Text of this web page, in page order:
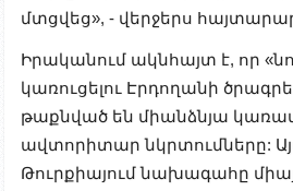
մտցվեց», - վերջերս
Իրականում ակնհայտ է, որ
կառուցելու Էրդողանի
թաքնված են միանձնյա
ավտորիտար նկրտումները:
Թուրքիայում նախագահը